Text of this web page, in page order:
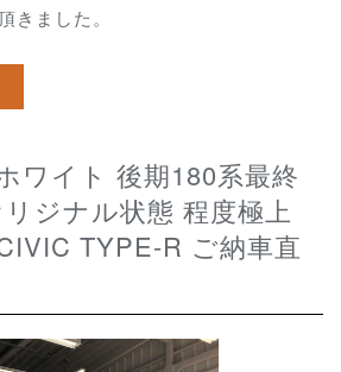
きました。
ジナル状態 程度極上
TYPE-R ご納車直